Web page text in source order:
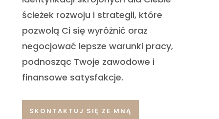
ścieżek rozwoju i strategii, które
pozwolą Ci się wyróżnić oraz
negocjować lepsze warunki pracy,
podnosząc Twoje zawodowe i
finansowe satysfakcje.
SKONTAKTUJ SIĘ ZE MNĄ